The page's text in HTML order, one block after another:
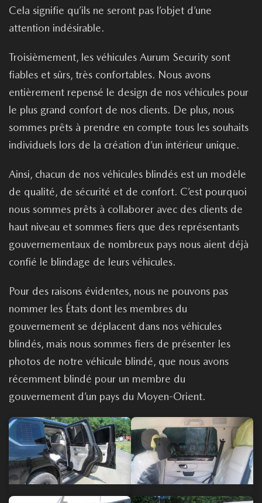
Cela signifie qu’ils ne seront pas l’objet d’une
attention indésirable.
Troisièmement, les véhicules Aurum Security sont
fiables et sûrs, très confortables. Nous avons
entièrement repensé le design de nos véhicules pour
le plus grand confort de nos clients. De plus, nous
sommes prêts à prendre en compte tous les souhaits
individuels lors de la création d’un intérieur unique.
Ainsi, chacun de nos véhicules blindés est un modèle
de qualité, de sécurité et de confort. C’est pourquoi
nous sommes prêts à collaborer avec des clients de
haut niveau et sommes fiers que des représentants
gouvernementaux de nombreux pays nous aient déjà
confié le blindage de leurs véhicules.
Pour des raisons évidentes, nous ne pouvons pas
nommer les États dont les membres du
gouvernement se déplacent dans nos véhicules
blindés, mais nous sommes fiers de présenter les
photos de notre véhicule blindé, que nous avons
récemment blindé pour un membre du
gouvernement d’un pays du Moyen-Orient.